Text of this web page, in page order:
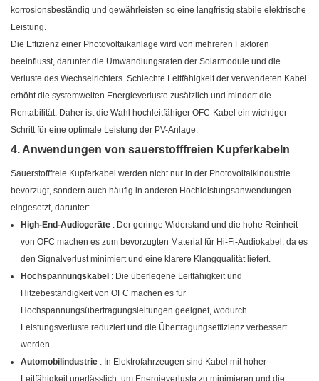
korrosionsbeständig und gewährleisten so eine langfristig stabile elektrische
Leistung.
Die Effizienz einer Photovoltaikanlage wird von mehreren Faktoren
beeinflusst, darunter die Umwandlungsraten der Solarmodule und die
Verluste des Wechselrichters. Schlechte Leitfähigkeit der verwendeten Kabel
erhöht die systemweiten Energieverluste zusätzlich und mindert die
Rentabilität. Daher ist die Wahl hochleitfähiger OFC-Kabel ein wichtiger
Schritt für eine optimale Leistung der PV-Anlage.
4. Anwendungen von sauerstofffreien Kupferkabeln
Sauerstofffreie Kupferkabel werden nicht nur in der Photovoltaikindustrie
bevorzugt, sondern auch häufig in anderen Hochleistungsanwendungen
eingesetzt, darunter:
High-End-Audiogeräte : Der geringe Widerstand und die hohe Reinheit
von OFC machen es zum bevorzugten Material für Hi-Fi-Audiokabel, da es
den Signalverlust minimiert und eine klarere Klangqualität liefert.
Hochspannungskabel : Die überlegene Leitfähigkeit und
Hitzebeständigkeit von OFC machen es für
Hochspannungsübertragungsleitungen geeignet, wodurch
Leistungsverluste reduziert und die Übertragungseffizienz verbessert
werden.
Automobilindustrie : In Elektrofahrzeugen sind Kabel mit hoher